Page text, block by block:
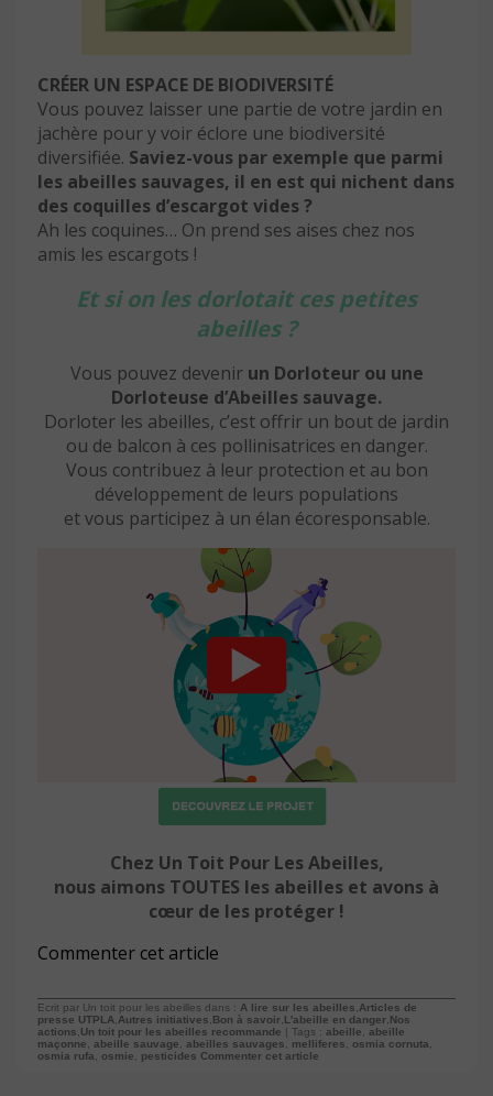
CRÉER UN ESPACE DE BIODIVERSITÉ
Vous pouvez laisser une partie de votre jardin en
jachère pour y voir éclore une biodiversité
diversifiée. Saviez-vous par exemple que parmi
les abeilles sauvages, il en est qui nichent dans
des coquilles d’escargot vides ?
Ah les coquines… On prend ses aises chez nos
amis les escargots !
Et si on les dorlotait ces petites
abeilles ?
Vous pouvez devenir un Dorloteur ou une
Dorloteuse d’Abeilles sauvage.
Dorloter les abeilles, c’est offrir un bout de jardin
ou de balcon à ces pollinisatrices en danger.
Vous contribuez à leur protection et au bon
développement de leurs populations
et vous participez à un élan écoresponsable.
Chez Un Toit Pour Les Abeilles,
nous aimons TOUTES les abeilles et avons à
cœur de les protéger !
Commenter cet article
Ecrit par Un toit pour les abeilles dans : A lire sur les abeilles Articles de
presse UTPLA Autres initiatives Bon à savoir L'abeille en danger Nos
actions Un toit pour les abeilles recommande | Tags : abeille
abeille
maçonne
abeille sauvage abeilles sauvages melliferes osmia cornuta
osmia rufa
osmie pesticides Commenter cet article